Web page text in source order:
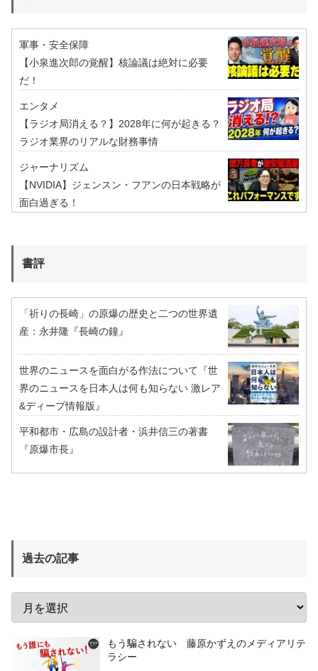
軍事・安全保障
【小泉進次郎の覚醒】核論議は絶対に必要
だ！
エンタメ
【ラジオ局消える？】2028年に何が起きる？
ラジオ業界のリアルな財務事情
ジャーナリズム
【NVIDIA】ジェンスン・フアンの日本戦略が
面白過ぎる！
書評
「祈りの長崎」の原爆の歴史と二つの世界遺
産：永井隆『長崎の鐘』
世界のニュースを面白がる作法について『世
界のニュースを日本人は何も知らない 激レア
&ディープ情報版』
平和都市・広島の設計者・浜井信三の著書
『原爆市長』
過去の記事
もう騙されない 藤原かずえのメディアリテ
ラシー